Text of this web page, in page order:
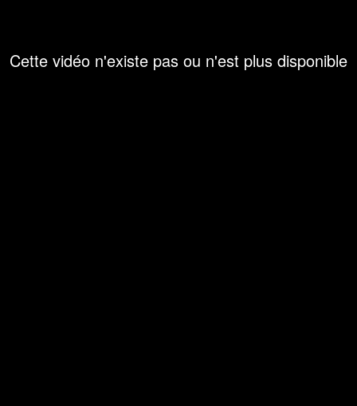
Cette vidéo n'existe pas ou n'est plus disponible